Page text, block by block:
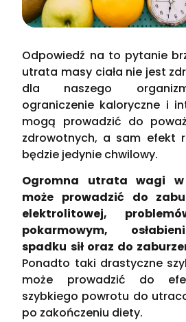
Odpowiedź na to pytanie
utrata masy ciała nie jest
dla naszego
ograniczenie kaloryczne i
mogą prowadzić do
zdrowotnych, a sam efekt
będzie jedynie chwilowy.
Ogromna utrata wagi
może prowadzić do
elektrolitowej,
pokarmowym,
spadku sił oraz do
Ponadto taki drastyczne
może prowadzić do
szybkiego powrotu do
po zakończeniu diety.